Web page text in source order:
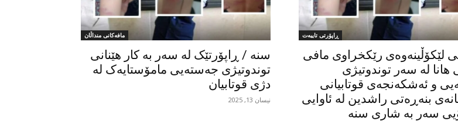
ڕاپۆرتی تایبەت
لێکۆڵینەوەی رێکخراوی مافی
لە سەر توندوتیژی
و ئەشکەنجەی قوتابیانی
بنەڕەتی راشدین لە ئاوایی
سەر بە شاری سنە
مافەکانی منداڵان
سنە / ڕاپۆرتێک لە سەر بە کار هێنانی
توندوتیژی جەستەیی مامۆستایەک لە
دژی قوتابیان
نیسان 13, 2025